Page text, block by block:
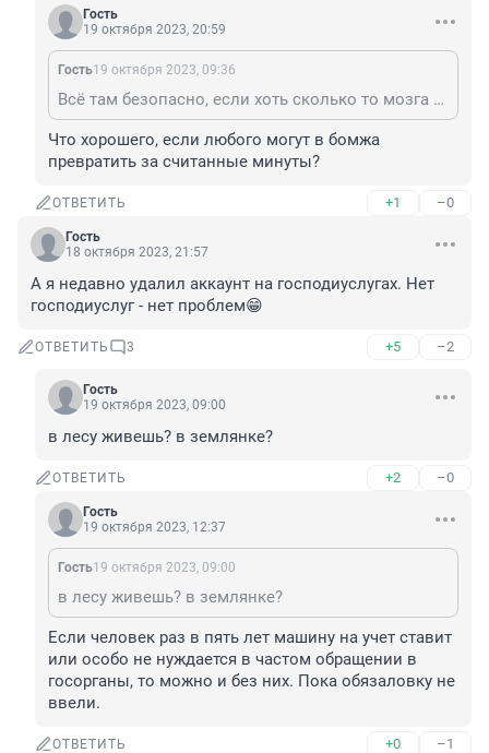
Гость
19 октября 2023, 20:59
Гость19 октября 2023, 09:36
Всё там безопасно, если хоть сколько то мозга есть, а сервис очень удобный, пожалуй, лучшая инициатива за последние много-много лет.
Что хорошего, если любого могут в бомжа
превратить за считанные минуты?
ОТВЕТИТЬ +1 –0
Гость
18 октября 2023, 21:57
А я недавно удалил аккаунт на господиуслугах. Нет
господиуслуг - нет проблем😁
ОТВЕТИТЬ 3 +5 –2
Гость
19 октября 2023, 09:00
в лесу живешь? в землянке?
ОТВЕТИТЬ +2 –0
Гость
19 октября 2023, 12:37
Гость19 октября 2023, 09:00
в лесу живешь? в землянке?
Если человек раз в пять лет машину на учет ставит
или особо не нуждается в частом обращении в
госорганы, то можно и без них. Пока обязаловку не
ввели.
ОТВЕТИТЬ +0 –1